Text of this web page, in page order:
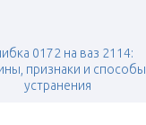
0172 на ваз 2114:
признаки и способы
устранения